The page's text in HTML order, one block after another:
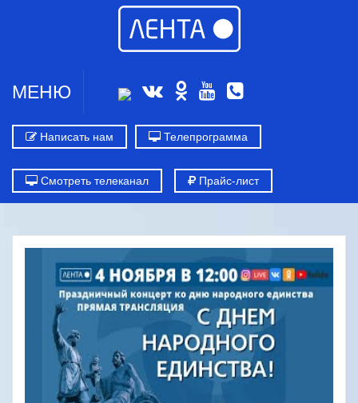
МЕНЮ
Написать нам Телепрограмма
Смотреть телеканал Прайс-лист